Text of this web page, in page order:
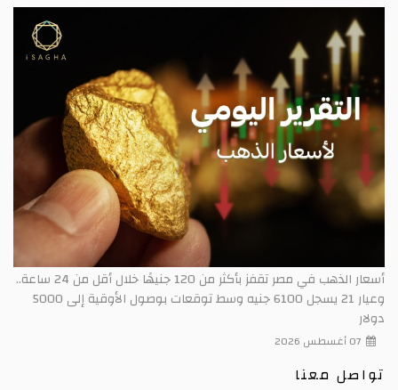
أسعار الذهب في مصر تقفز بأكثر من 120 جنيهًا خلال أقل من 24 ساعة..
وعيار 21 يسجل 6100 جنيه وسط توقعات بوصول الأوقية إلى 5000
دولار
07 أغسطس 2026
تواصل معنا